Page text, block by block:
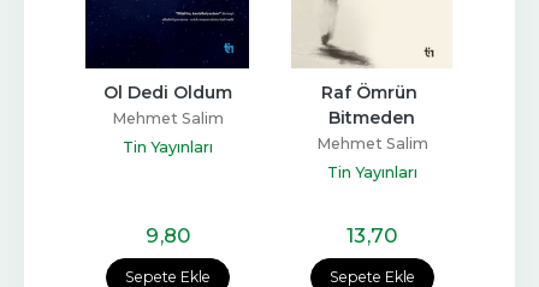
Sepete Ekle
Ol Dedi Oldum
Mehmet Salim
Öztoksoy
Tin Yayınları
9,80
Sepete Ekle
Raf Ömrün
Bitmeden
Mehmet Salim
Öztoksoy
Tin Yayınları
13,70